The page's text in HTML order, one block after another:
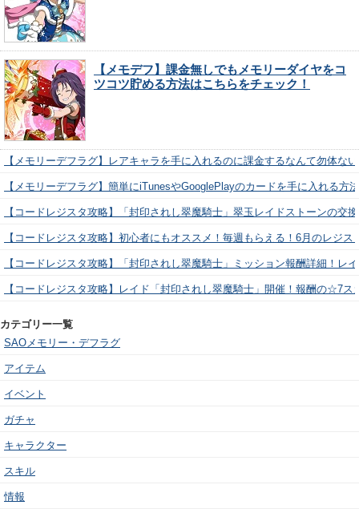
【メモデフ】課金無しでもメモリーダイヤをコ
ツコツ貯める方法はこちらをチェック！
【メモリーデフラグ】レアキャラを手に入れるのに課金するなんて勿体な
【メモリーデフラグ】簡単にiTunesやGooglePlayのカードを手に入れる方
【コードレジスタ攻略】「封印されし翠魔騎士」翠玉レイドストーンの交
【コードレジスタ攻略】初心者にもオススメ！毎週もらえる！6月のレジ
【コードレジスタ攻略】「封印されし翠魔騎士」ミッション報酬詳細！レ
【コードレジスタ攻略】レイド「封印されし翠魔騎士」開催！報酬の☆7
カテゴリー一覧
SAOメモリー・デフラグ
アイテム
イベント
ガチャ
キャラクター
スキル
情報